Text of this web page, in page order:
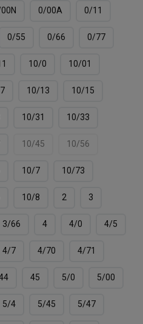
0/00А 0/11
0/55 0/66 0/77
10/0 10/01
10/13 10/15
10/31 10/33
10/45 10/56
10/7 10/73
10/8 2 3
3/66 4 4/0 4/5
4/7 4/70 4/71
45 5/0 5/00
5/4 5/45 5/47